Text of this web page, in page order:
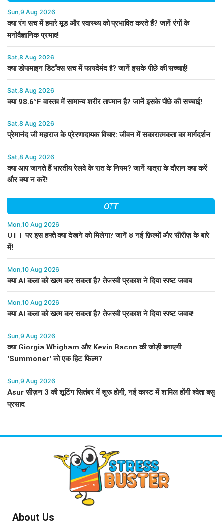
Sun,9 Aug 2026
क्या रंग सच में हमारे मूड और स्वास्थ्य को प्रभावित करते हैं? जानें रंगों के
मनोवैज्ञानिक प्रभाव!
Sat,8 Aug 2026
क्या डोपामाइन डिटॉक्स सच में फायदेमंद है? जानें इसके पीछे की सच्चाई!
Sat,8 Aug 2026
क्या 98.6°F वास्तव में सामान्य शरीर तापमान है? जानें इसके पीछे की सच्चाई!
Sat,8 Aug 2026
प्रेमानंद जी महाराज के प्रेरणादायक विचार: जीवन में सकारात्मकता का मार्गदर्शन
Sat,8 Aug 2026
क्या आप जानते हैं भारतीय रेलवे के रात के नियम? जानें यात्रा के दौरान क्या करें
और क्या न करें!
OTT
Mon,10 Aug 2026
OTT पर इस हफ्ते क्या देखने को मिलेगा? जानें 8 नई फ़िल्मों और सीरीज़ के बारे
में!
Mon,10 Aug 2026
क्या AI कला को खत्म कर सकता है? तेजस्वी प्रकाश ने दिया स्पष्ट जवाब
Mon,10 Aug 2026
क्या AI कला को खत्म कर सकता है? तेजस्वी प्रकाश ने दिया स्पष्ट जवाब!
Sun,9 Aug 2026
क्या Giorgia Whigham और Kevin Bacon की जोड़ी बनाएगी
'Summoner' को एक हिट फिल्म?
Sun,9 Aug 2026
Asur सीज़न 3 की शूटिंग सितंबर में शुरू होगी, नई कास्ट में शामिल होंगी श्वेता बसु
प्रसाद
About Us